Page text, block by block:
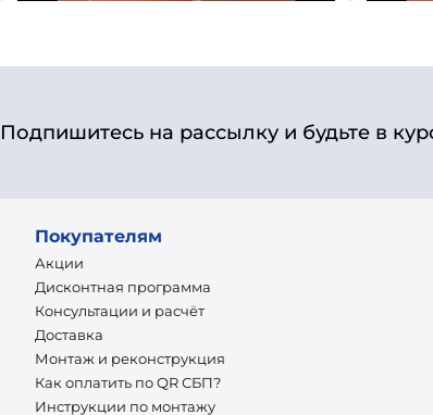
Подпишитесь на рассылку и будьте в
Покупателям
Акции
Дисконтная программа
Консультации и расчёт
Доставка
Монтаж и реконструкция
Как оплатить по QR СБП?
Инструкции по монтажу